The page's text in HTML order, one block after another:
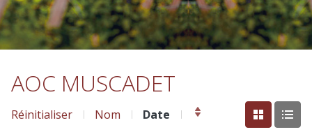
AOC MUSCADET
Réinitialiser Nom Date